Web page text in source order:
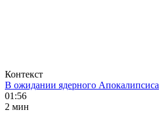
Контекст
В ожидании ядерного Апокалипсиса
01:56
2 мин